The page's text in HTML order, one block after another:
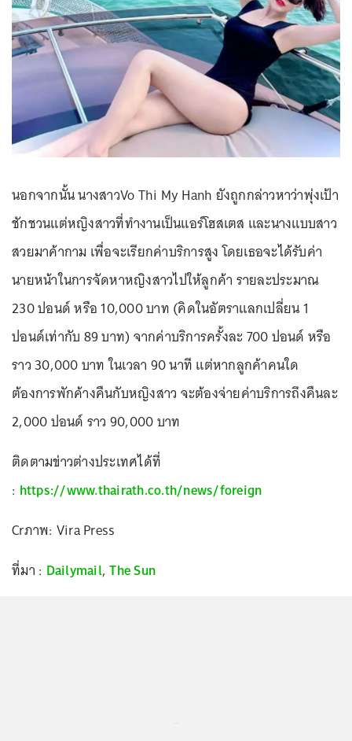
นอกจากนั้น นางสาวVo Thi My Hanh ยังถูกกล่าวหาว่าพุ่งเป้า
ชักชวนแต่หญิงสาวที่ทำงานเป็นแอร์โฮสเตส และนางแบบสาว
สวยมาค้ากาม เพื่อจะเรียกค่าบริการสูง โดยเธอจะได้รับค่า
นายหน้าในการจัดหาหญิงสาวไปให้ลูกค้า รายละประมาณ
230 ปอนด์ หรือ 10,000 บาท (คิดในอัตราแลกเปลี่ยน 1
ปอนด์เท่ากับ 89 บาท) จากค่าบริการครั้งละ 700 ปอนด์ หรือ
ราว 30,000 บาท ในเวลา 90 นาที แต่หากลูกค้าคนใด
ต้องการพักค้างคืนกับหญิงสาว จะต้องจ่ายค่าบริการถึงคืนละ
2,000 ปอนด์ ราว 90,000 บาท
ติดตามข่าวต่างประเทศได้ที่
: https://www.thairath.co.th/news/foreign
Crภาพ: Vira Press
ที่มา : Dailymail,The Sun